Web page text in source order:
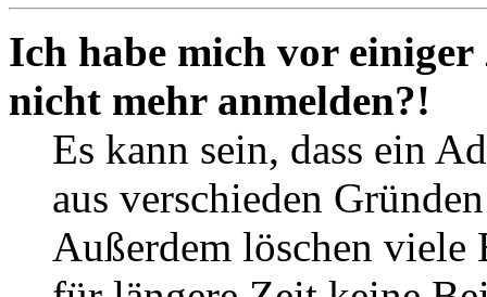
Ich habe mich vor
nicht mehr anmelden?!
Es kann sein, dass ein
aus verschieden
Außerdem löschen viele